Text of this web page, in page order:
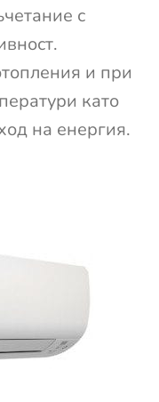
с
и при
като
на енергия.